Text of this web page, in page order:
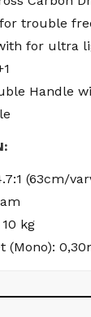
trouble
for ultra
Handle
(63cm/
kg
(Mono):